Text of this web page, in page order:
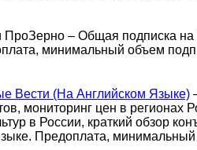
– Общая подписка на
минимальный объем
Вести (На Английском Языке)
мониторинг цен в регионах
в России, краткий обзор
Предоплата,